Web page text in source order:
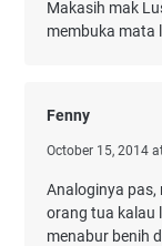
Makasih mak
membuka mata
Fenny
October 15, 2014
Analoginya pas,
orang tua kalau
menabur benih